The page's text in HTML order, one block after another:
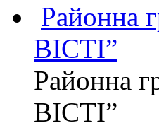
Районна
ВІСТІ”
Районна
ВІСТІ”